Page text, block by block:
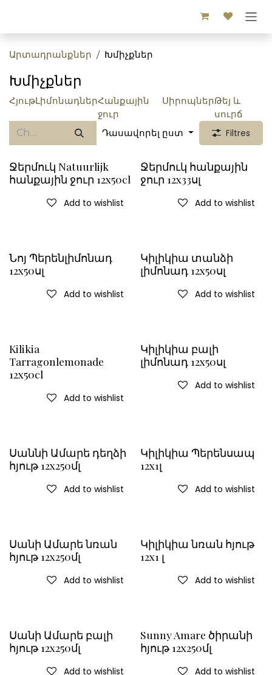
Արտադրանքներ Խմիչքներ
Խմիչքներ
ՀյութԼիմոնադներՀանքային
ջուր
ՍիրոպներԹեյ և
սուրճ
Դասավորել ըստ Filtres
Ջերմուկ Natuurlijk
հանքային ջուր 12x50cl
Add to wishlist
Ջերմուկ հանքային
ջուր 12x33սլ
Add to wishlist
Նոյ Պերենլիմոնադ
12x50սլ
Add to wishlist
Կիլիկիա տանձի
լիմոնադ 12x50սլ
Add to wishlist
Kilikia
Tarragonlemonade
12x50cl
Add to wishlist
Կիլիկիա բալի
լիմոնադ 12x50սլ
Add to wishlist
Սաննի Ամարե դեղձի
հյութ 12x250մլ
Add to wishlist
Կիլիկիա Պերենսապ
12x1լ
Add to wishlist
Սանի Ամարե նռան
հյութ 12x250մլ
Add to wishlist
Կիլիկիա նռան հյութ
12x1 լ
Add to wishlist
Սանի Ամարե բալի
հյութ 12x250մլ
Add to wishlist
Sunny Amare ծիրանի
հյութ 12x250մլ
Add to wishlist